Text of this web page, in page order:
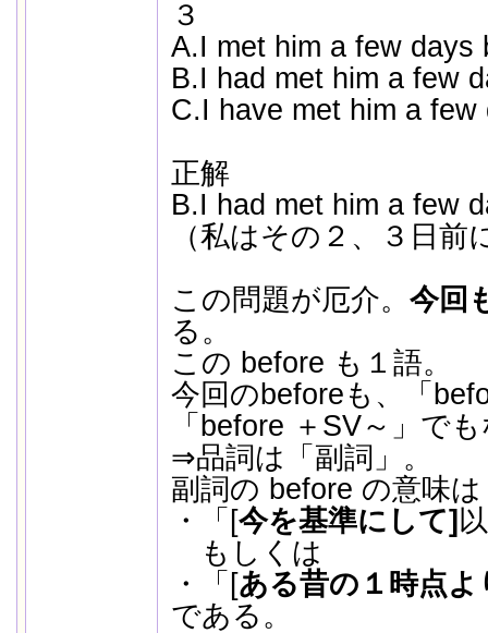
３
A.I met him a few days
B.I had met him a few
C.I have met him a few
正解
B.I had met him a few
（私はその２、３日
この問題が厄介。 今回
る。
この before も１語。
今回のbeforeも、「
「before ＋SV～」で
⇒品詞は「副詞」。
副詞の before の意味は
・「[今を基準にして]
もしくは
・「[ある昔の１時点よ
である。